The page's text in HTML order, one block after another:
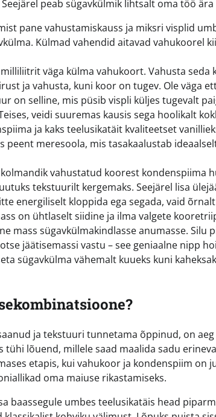
peab sügavkülmik lihtsalt oma töö ära
pane vahustamiskauss ja miksri visplid
Külmad vahendid aitavad vahukoorel
väga külma vahukoort. Vahusta seda
ja vahusta, kuni koor on tugev. Ole väga
on selline, mis püsib vispli küljes tugevalt
veidi suuremas kausis sega hoolikalt
ja kaks teelusikatäit kvaliteetset
peent meresoola, mis tasakaalustab
vahustatud koorest kondenspiima
tekstuurilt kergemaks. Seejärel lisa
energiliselt kloppida ega segada, vaid
on ühtlaselt siidine ja ilma valgete
mass sügavkülmakindlasse anumasse. Silu
jäätisemassi vastu – see geniaalne nipp
sügavkülma vähemalt kuueks kuni
ja tekstuuri tunnetama õppinud, on
lõuend, millele saad maalida sadu
etapis, kui vahukoor ja kondenspiim on
oma maiuse rikastamiseks.
baassegule umbes teelusikatäis head